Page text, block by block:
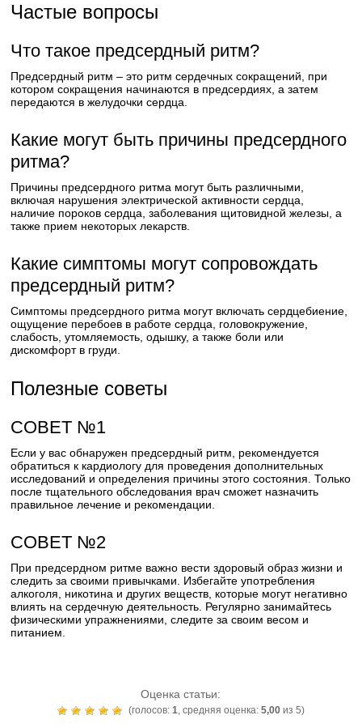
Частые вопросы
Что такое предсердный ритм?
Предсердный ритм – это ритм сердечных сокращений, при
котором сокращения начинаются в предсердиях, а затем
передаются в желудочки сердца.
Какие могут быть причины предсердного
ритма?
Причины предсердного ритма могут быть различными,
включая нарушения электрической активности сердца,
наличие пороков сердца, заболевания щитовидной железы, а
также прием некоторых лекарств.
Какие симптомы могут сопровождать
предсердный ритм?
Симптомы предсердного ритма могут включать сердцебиение,
ощущение перебоев в работе сердца, головокружение,
слабость, утомляемость, одышку, а также боли или
дискомфорт в груди.
Полезные советы
СОВЕТ №1
Если у вас обнаружен предсердный ритм, рекомендуется
обратиться к кардиологу для проведения дополнительных
исследований и определения причины этого состояния. Только
после тщательного обследования врач сможет назначить
правильное лечение и рекомендации.
СОВЕТ №2
При предсердном ритме важно вести здоровый образ жизни и
следить за своими привычками. Избегайте употребления
алкоголя, никотина и других веществ, которые могут негативно
влиять на сердечную деятельность. Регулярно занимайтесь
физическими упражнениями, следите за своим весом и
питанием.
Оценка статьи:
(голосов: 1, средняя оценка: 5,00из 5)